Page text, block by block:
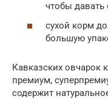
чтобы
сухой корм
большую
Кавказских овчарок
премиум,
содержит